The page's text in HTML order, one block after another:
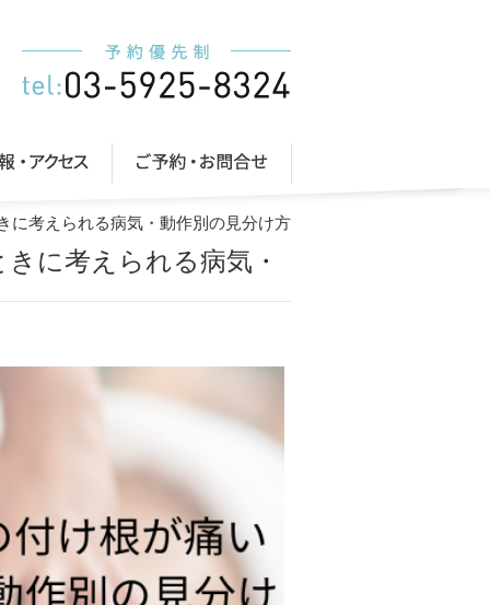
に考えられる病気・動作別の見分け方
に考えられる病気・